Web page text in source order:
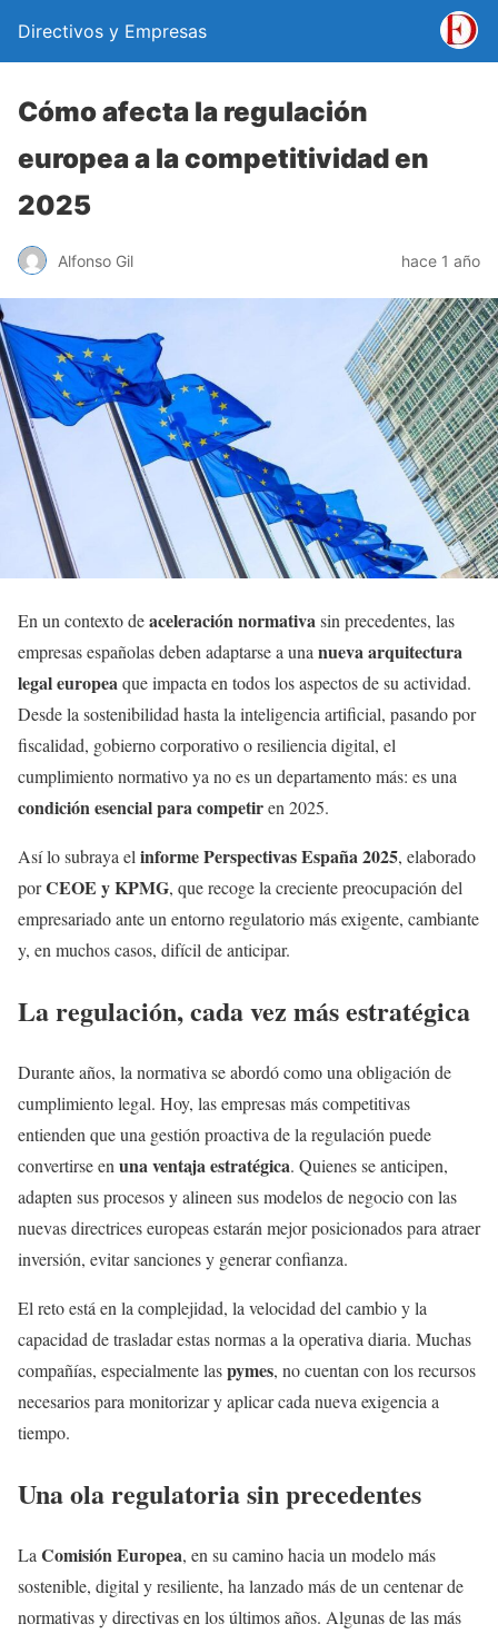
Directivos y Empresas
Cómo afecta la regulación
europea a la competitividad en
2025
Alfonso Gil hace 1 año
En un contexto deaceleración normativasin precedentes, las
empresas españolas deben adaptarse a una nueva arquitectura
legal europeaque impacta en todos los aspectos de su actividad.
Desde la sostenibilidad hasta la inteligencia artificial, pasando por
fiscalidad, gobierno corporativo o resiliencia digital, el
cumplimiento normativo ya no es un departamento más: es una
condición esencial para competiren 2025.
Así lo subraya el informe Perspectivas España 2025, elaborado
porCEOE y KPMG, que recoge la creciente preocupación del
empresariado ante un entorno regulatorio más exigente, cambiante
y, en muchos casos, difícil de anticipar.
La regulación, cada vez más estratégica
Durante años, la normativa se abordó como una obligación de
cumplimiento legal. Hoy, las empresas más competitivas
entienden que una gestión proactiva de la regulación puede
convertirse en una ventaja estratégica. Quienes se anticipen,
adapten sus procesos y alineen sus modelos de negocio con las
nuevas directrices europeas estarán mejor posicionados para atraer
inversión, evitar sanciones y generar confianza.
El reto está en la complejidad, la velocidad del cambio y la
capacidad de trasladar estas normas a la operativa diaria. Muchas
compañías, especialmente laspymes, no cuentan con los recursos
necesarios para monitorizar y aplicar cada nueva exigencia a
tiempo.
Una ola regulatoria sin precedentes
La Comisión Europea, en su camino hacia un modelo más
sostenible, digital y resiliente, ha lanzado más de un centenar de
normativas y directivas en los últimos años. Algunas de las más